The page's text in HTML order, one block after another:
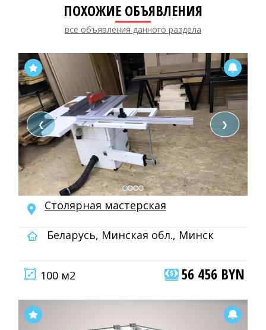
ПОХОЖИЕ ОБЪЯВЛЕНИЯ
все объявления данного раздела
❮ ❯
Столярная мастерская
Беларусь, Минская обл., Минск
100 м2 56 456 BYN